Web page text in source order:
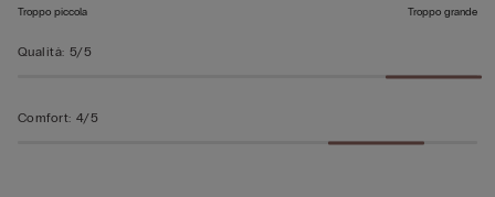
Troppo piccola Troppo grande
Qualità: 5/5
Comfort: 4/5